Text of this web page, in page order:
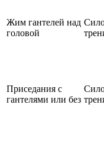
Жим гантелей над
головой
Приседания с
гантелями или без